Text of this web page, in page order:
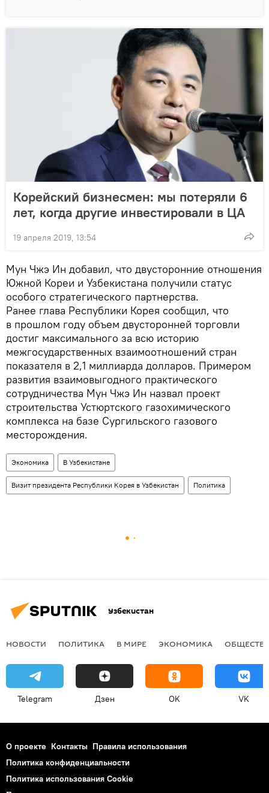
Корейский бизнесмен: мы потеряли 6
лет, когда другие инвестировали в ЦА
19 апреля 2019, 13:54
Мун Чжэ Ин добавил, что двусторонние отношения
Южной Кореи и Узбекистана получили статус
особого стратегического партнерства.
Ранее глава Республики Корея сообщил, что
в прошлом году объем двусторонней торговли
достиг максимального за всю историю
межгосударственных взаимоотношений стран
показателя в 2,1 миллиарда долларов. Примером
развития взаимовыгодного практического
сотрудничества Мун Чжэ Ин назвал проект
строительства Устюртского газохимического
комплекса на базе Сургильского газового
месторождения.
Экономика В Узбекистане
Визит президента Республики Корея в Узбекистан Политика
Узбекистан
НОВОСТИ ПОЛИТИКА В МИРЕ ЭКОНОМИКА
Telegram Дзен OK VK
О проекте Контакты Правила использования
Политика конфиденциальности
Политика использования Cookie